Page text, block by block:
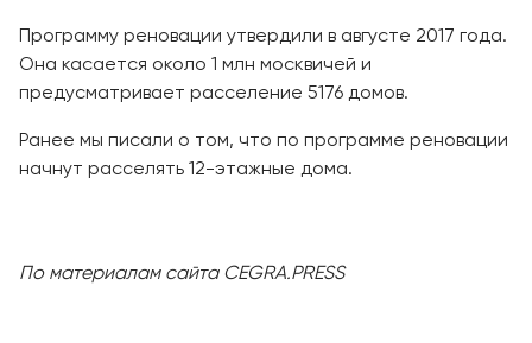
Программу реновации утвердили в августе 2017 года.
Она касается около 1 млн москвичей и
предусматривает расселение 5176 домов.
Ранее мы писали о том, что по программе реновации
начнут расселять 12-этажные дома.
По материалам сайта CEGRA.PRESS